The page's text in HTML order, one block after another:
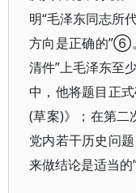
明“毛泽东同志所
方向是正确的”⑥
清件”上毛泽东至
中，他将题目正
(草案)》；在第二
党内若干历史问
来做结论是适当的